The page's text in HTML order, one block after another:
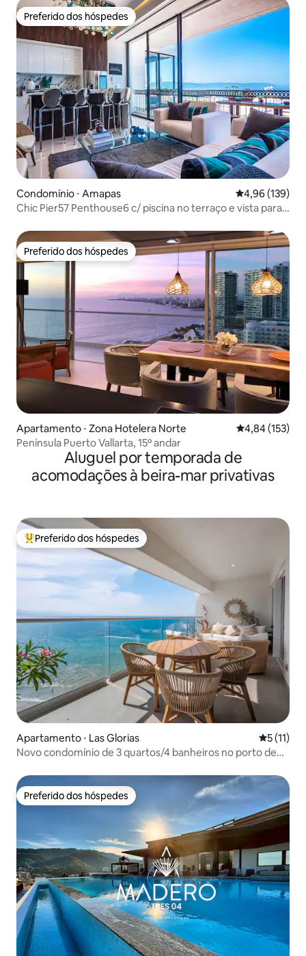
Preferido dos hóspedes
Preferido dos hóspedes
Condomínio ⋅ Amapas 4,96 de uma
4,96 (139)
Chic Pier57 Penthouse6 c/ piscina no terraço e vista para
Preferido dos hóspedes
Preferido dos hóspedes
Apartamento ⋅ Zona Hotelera Norte 4,84 de uma
4,84 (153)
Península Puerto Vallarta, 15º andar
Aluguel por temporada de
acomodações à beira-mar privativas
Entre os melhores preferidos dos hóspedes
Preferido dos hóspedes
Apartamento ⋅ Las Glorias 5 de uma
5 (11)
Novo condomínio de 3 quartos/4 banheiros no porto de
Preferido dos hóspedes
Preferido dos hóspedes